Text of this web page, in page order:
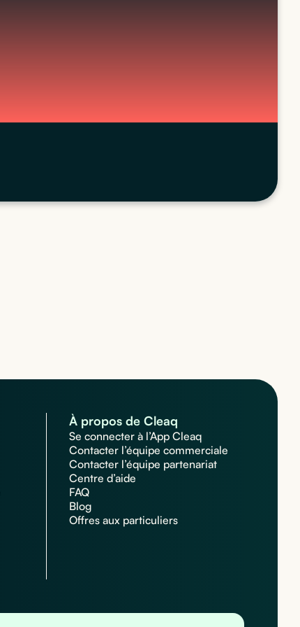
À propos de Cleaq
Se connecter à l’App Cleaq
Contacter l’équipe commerciale
Contacter l’équipe partenariat
Centre d’aide
FAQ
Blog
Offres aux particuliers